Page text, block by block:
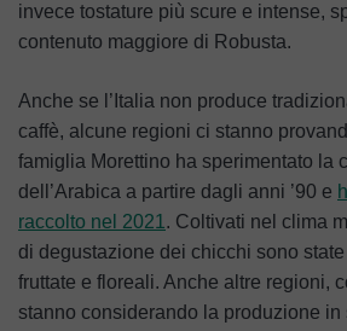
invece tostature più scure e intense,
contenuto maggiore di Robusta.
Anche se l’Italia non produce
caffè, alcune regioni ci stanno
famiglia Morettino ha sperimentato la
dell’Arabica a partire dagli anni ’90 e
raccolto nel 2021 . Coltivati nel clima
di degustazione dei chicchi sono
fruttate e floreali. Anche altre regioni,
stanno considerando la produzione in